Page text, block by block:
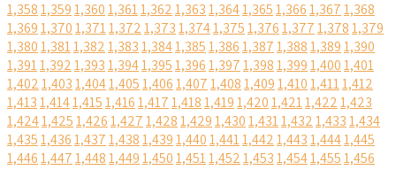
1,3581,3591,3601,3611,3621,3631,3641,3651,3661,3671,368
1,3691,3701,3711,3721,3731,3741,3751,3761,3771,3781,379
1,3801,3811,3821,3831,3841,3851,3861,3871,3881,3891,390
1,3911,3921,3931,3941,3951,3961,3971,3981,3991,4001,401
1,4021,4031,4041,4051,4061,4071,4081,4091,4101,4111,412
1,4131,4141,4151,4161,4171,4181,4191,4201,4211,4221,423
1,4241,4251,4261,4271,4281,4291,4301,4311,4321,4331,434
1,4351,4361,4371,4381,4391,4401,4411,4421,4431,4441,445
1,4461,4471,4481,4491,4501,4511,4521,4531,4541,4551,456